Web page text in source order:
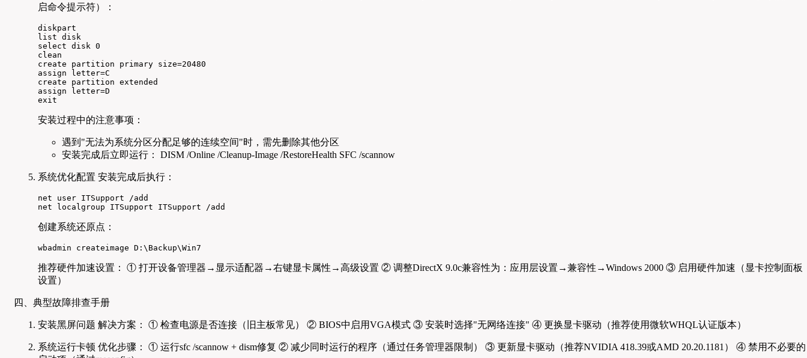
启命令提示符）：
diskpart
list disk
select disk 0
clean
create partition primary size=20480
assign letter=C
create partition extended
assign letter=D
exit
安装过程中的注意事项：
遇到"无法为系统分区分配足够的连续空间"时，需先删除其他分区
安装完成后立即运行： DISM /Online /Cleanup-Image /RestoreHealth SFC /scannow
系统优化配置 安装完成后执行：
net user ITSupport /add
net localgroup ITSupport ITSupport /add
创建系统还原点：
wbadmin createimage D:\Backup\Win7
推荐硬件加速设置： ① 打开设备管理器→显示适配器→右键显卡属性→高级设置 ② 调整DirectX 9.0c兼容性为：应用层设置→兼容性→Windows 2000 ③ 启用硬件加速（显卡控制面板
设置）
四、典型故障排查手册
安装黑屏问题 解决方案： ① 检查电源是否连接（旧主板常见） ② BIOS中启用VGA模式 ③ 安装时选择"无网络连接" ④ 更换显卡驱动（推荐使用微软WHQL认证版本）
系统运行卡顿 优化步骤： ① 运行sfc /scannow + dism修复 ② 减少同时运行的程序（通过任务管理器限制） ③ 更新显卡驱动（推荐NVIDIA 418.39或AMD 20.20.1181） ④ 禁用不必要的